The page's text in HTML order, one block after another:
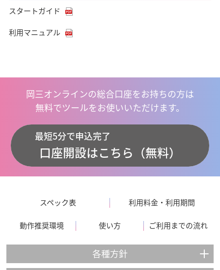
スタートガイド
利用マニュアル
岡三オンラインの総合口座をお持ちの方は
無料でツールをお使いいただけます。
最短5分で申込完了
口座開設はこちら（無料）
スペック表 利用料金・利用期間
動作推奨環境 使い方 ご利用までの流れ
各種方針